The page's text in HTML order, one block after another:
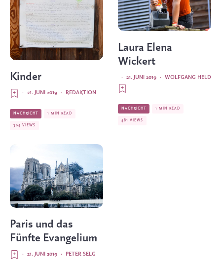
Kinder
REDAKTION
·
21. JUNI 2019
·
NACHRICHT 1 MIN READ
304 VIEWS
Paris und das
Fünfte Evangelium
PETER SELG
·
21. JUNI 2019
·
Laura Elena
Wickert
WOLFGANG HELD
·
21. JUNI 2019
·
NACHRICHT 1 MIN READ
481 VIEWS